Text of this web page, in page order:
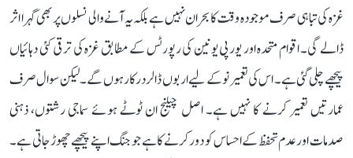
غزہ کی تباہی صرف موجودہ وقت کا بحران نہیں ہے بلکہ یہ آنے والی نسلوں پر بھی گہرا اثر
ڈالے گی۔ اقوام متحدہ اور یورپی یونین کی رپورٹس کے مطابق غزہ کی ترقی کئی دہائیاں
پیچھے چلی گئی ہے۔ اس کی تعمیر نو کے لیے اربوں ڈالر درکار ہوں گے۔ لیکن سوال صرف
عمارتیں تعمیر کرنے کا نہیں ہے۔ اصل چیلنج ان ٹوٹے ہوئے سماجی رشتوں، ذہنی
صدمات اور عدم تحفظ کے احساس کو دور کرنے کا ہے جو جنگ اپنے پیچھے چھوڑ جاتی ہے۔